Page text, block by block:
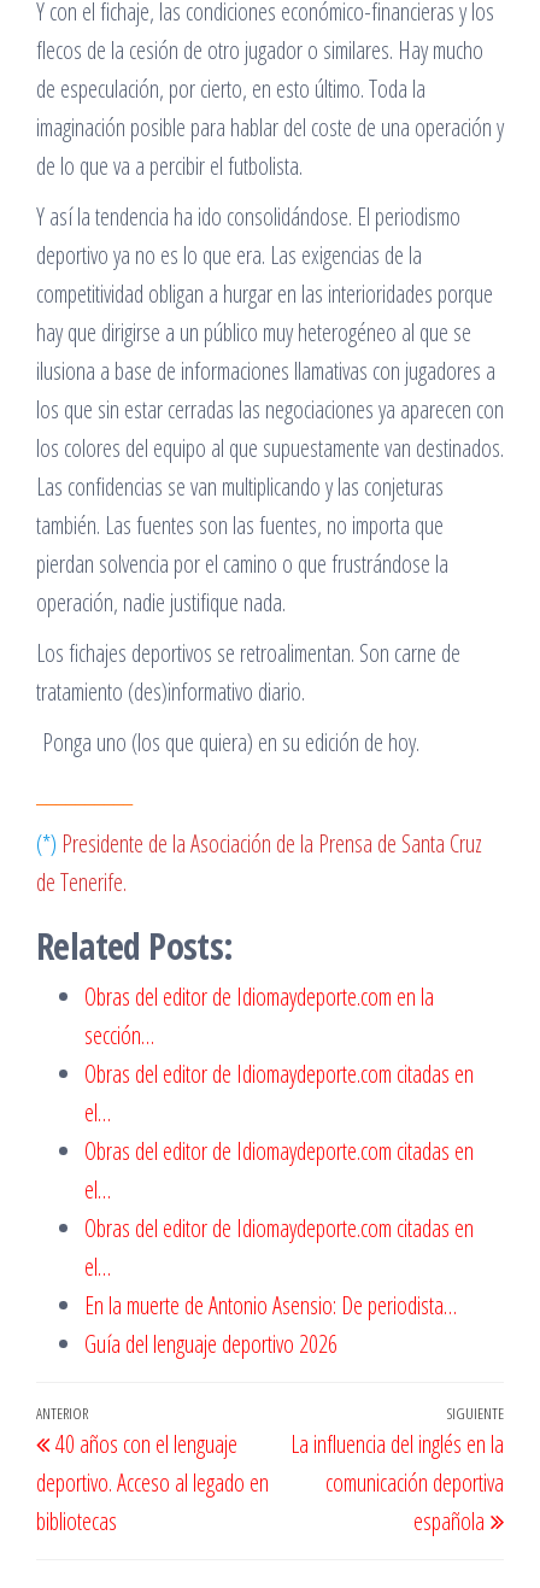
Y con el fichaje, las condiciones económico-financieras y los
flecos de la cesión de otro jugador o similares. Hay mucho
de especulación, por cierto, en esto último. Toda la
imaginación posible para hablar del coste de una operación y
de lo que va a percibir el futbolista.
Y así la tendencia ha ido consolidándose. El periodismo
deportivo ya no es lo que era. Las exigencias de la
competitividad obligan a hurgar en las interioridades porque
hay que dirigirse a un público muy heterogéneo al que se
ilusiona a base de informaciones llamativas con jugadores a
los que sin estar cerradas las negociaciones ya aparecen con
los colores del equipo al que supuestamente van destinados.
Las confidencias se van multiplicando y las conjeturas
también. Las fuentes son las fuentes, no importa que
pierdan solvencia por el camino o que frustrándose la
operación, nadie justifique nada.
Los fichajes deportivos se retroalimentan. Son carne de
tratamiento (des)informativo diario.
Ponga uno (los que quiera) en su edición de hoy.
(*) Presidente de la Asociación de la Prensa de Santa Cruz
de Tenerife.
Related Posts:
Obras del editor de Idiomaydeporte.com en la
sección…
Obras del editor de Idiomaydeporte.com citadas en
el…
Obras del editor de Idiomaydeporte.com citadas en
el…
Obras del editor de Idiomaydeporte.com citadas en
el…
En la muerte de Antonio Asensio: De periodista…
Guía del lenguaje deportivo 2026
Navegación
de
entradas
Entrada
anterior
ANTERIOR
40 años con el lenguaje
deportivo. Acceso al legado en
bibliotecas
SIGUIENTE
La influencia del inglés en la
comunicación deportiva
española